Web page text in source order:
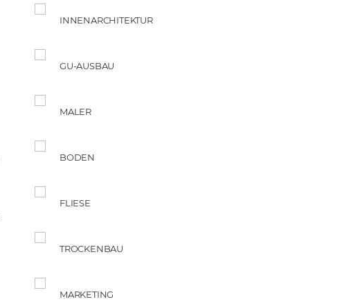
INNENARCHITEKTUR
GU-AUSBAU
MALER
BODEN
FLIESE
TROCKENBAU
MARKETING